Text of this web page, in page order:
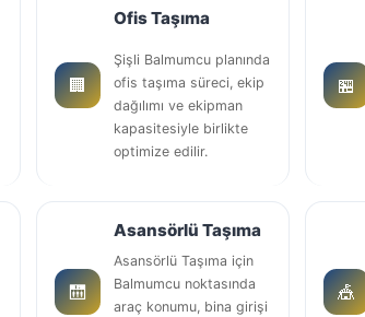
🏢
Ofis Taşıma
Şişli Balmumcu planında
ofis taşıma süreci, ekip
dağılımı ve ekipman
kapasitesiyle birlikte
optimize edilir.
🏪
🛗
Asansörlü Taşıma
Asansörlü Taşıma için
Balmumcu noktasında
araç konumu, bina girişi
🎪